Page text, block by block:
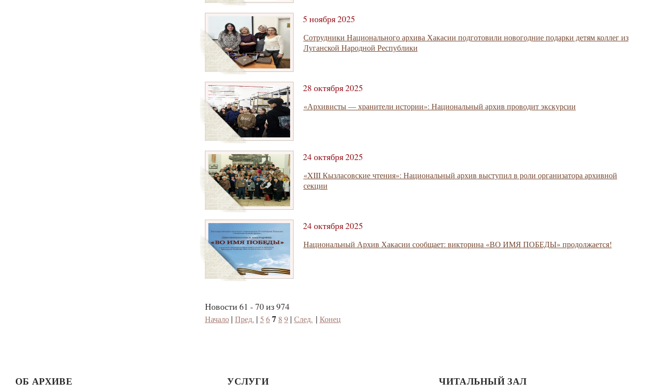
5 ноября 2025
Сотрудники Национального архива Хакасии подготовили новогодние подарки детям коллег из
Луганской Народной Республики
28 октября 2025
«Архивисты — хранители истории»: Национальный архив проводит экскурсии
24 октября 2025
«XIII Кызласовские чтения»: Национальный архив выступил в роли организатора архивной
секции
24 октября 2025
Национальный Архив Хакасии сообщает: викторина «ВО ИМЯ ПОБЕДЫ» продолжается!
Новости 61 - 70 из 974
Начало| Пред. | 5 6 7 8 9| След. | Конец
ОБ АРХИВЕ УСЛУГИ ЧИТАЛЬНЫЙ ЗАЛ